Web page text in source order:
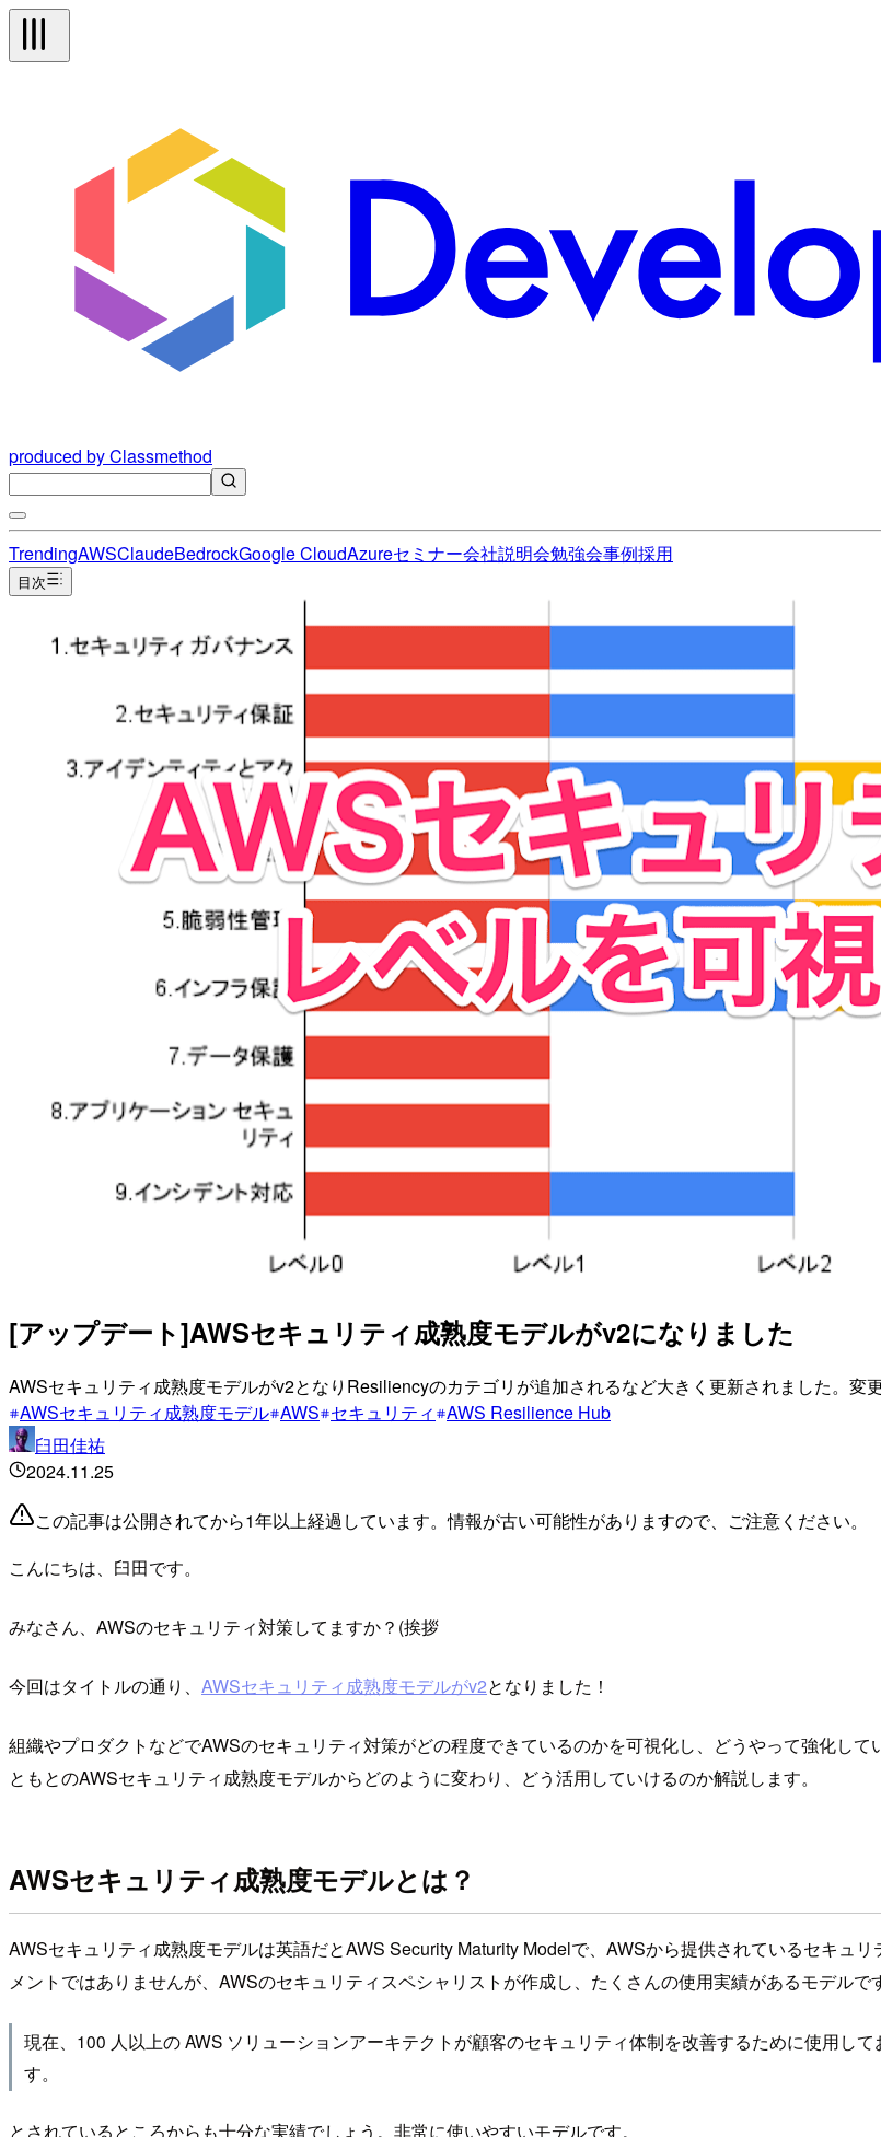
produced by Classmethod
TrendingAWSClaudeBedrockGoogle CloudAzureセミナー会社説明会勉強会事例採用
目次
[アップデート]AWSセキュリティ成熟度モデルがv2になりました
AWSセキュリティ成熟度モデルがv2となりResiliencyのカテゴリが追加されるなど大きく更新されました。変
AWSセキュリティ成熟度モデル AWS セキュリティ AWS Resilience Hub
臼田佳祐
2024.11.25
この記事は公開されてから1年以上経過しています。情報が古い可能性がありますので、ご注意ください。
こんにちは、臼田です。
みなさん、AWSのセキュリティ対策してますか？(挨拶
今回はタイトルの通り、 AWSセキュリティ成熟度モデルがv2となりました！
組織やプロダクトなどでAWSのセキュリティ対策がどの程度できているのかを可視化し、どうやって強化し
ともとのAWSセキュリティ成熟度モデルからどのように変わり、どう活用していけるのか解説します。
AWSセキュリティ成熟度モデルとは？
AWSセキュリティ成熟度モデルは英語だとAWS Security Maturity Modelで、AWSから提供されているセキュ
メントではありませんが、AWSのセキュリティスペシャリストが作成し、たくさんの使用実績があるモデルで
現在、100 人以上の AWS ソリューションアーキテクトが顧客のセキュリティ体制を改善するために使用し
す。
とされているところからも十分な実績でしょう。非常に使いやすいモデルです。